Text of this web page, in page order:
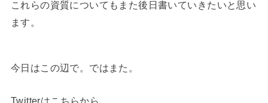
これらの資質についてもまた後日書いていきたいと思い
ます。
今日はこの辺で。ではまた。
Twitterはこちらから。